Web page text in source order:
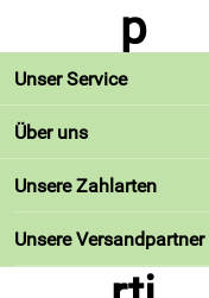
Lindestraat 58,
Unser Service
Kontakt
Kundenlogin
Über uns
Unsere Bestseller
Neu
Unsere Zahlarten
Unsere Versandpartner